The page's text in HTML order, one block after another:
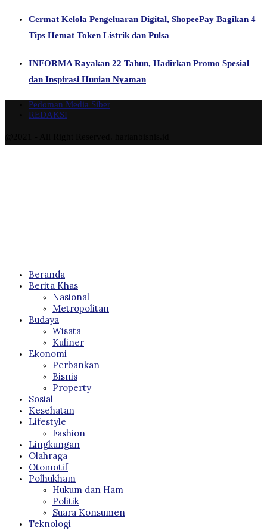
Cermat Kelola Pengeluaran Digital, ShopeePay Bagikan 4
Tips Hemat Token Listrik dan Pulsa
INFORMA Rayakan 22 Tahun, Hadirkan Promo Spesial
dan Inspirasi Hunian Nyaman
Pedoman Media Siber
REDAKSI
Beranda
Berita Khas
Nasional
Metropolitan
Budaya
Wisata
Kuliner
Ekonomi
Perbankan
Bisnis
Property
Sosial
Kesehatan
Lifestyle
Fashion
Lingkungan
Olahraga
Otomotif
Polhukham
Hukum dan Ham
Politik
Suara Konsumen
Teknologi